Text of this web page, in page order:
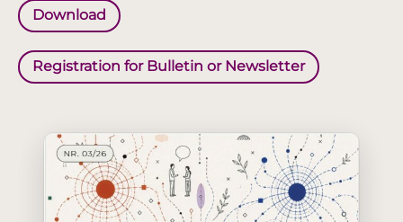
Download
Registration for Bulletin or Newsletter